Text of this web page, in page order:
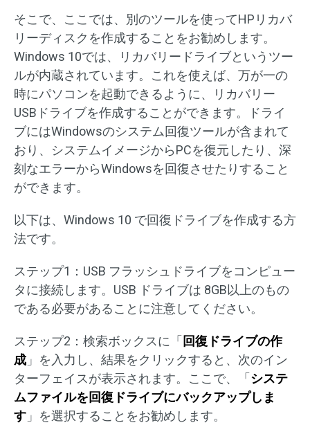
そこで、ここでは、別のツールを使ってHPリカバ
リーディスクを作成することをお勧めします。
Windows 10では、リカバリードライブというツー
ルが内蔵されています。これを使えば、万が一の
時にパソコンを起動できるように、リカバリー
USBドライブを作成することができます。ドライ
ブにはWindowsのシステム回復ツールが含まれて
おり、システムイメージからPCを復元したり、深
刻なエラーからWindowsを回復させたりすること
ができます。
以下は、Windows 10 で回復ドライブを作成する方
法です。
ステップ1：USB フラッシュドライブをコンピュー
タに接続します。USB ドライブは 8GB以上のもの
である必要があることに注意してください。
ステップ2：検索ボックスに「 回復ドライブの作
成 」を入力し、結果をクリックすると、次のイン
ターフェイスが表示されます。ここで、「 システ
ムファイルを回復ドライブにバックアップしま
す 」を選択することをお勧めします。